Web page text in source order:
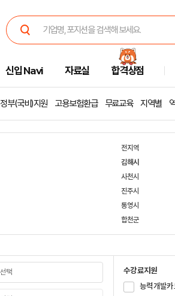
신입 Navi 자료실 합격상점
정부(국비)지원 고용보험환급 무료교육 지역별
전지역
김해시
사천시
진주시
통영시
합천군
수강료지원
능력개발